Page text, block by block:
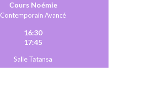
Cours Noémie
Contemporain Avancé
16:30
17:45
Salle Tatansa